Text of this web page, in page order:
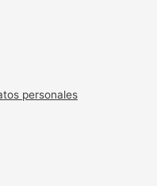
personales